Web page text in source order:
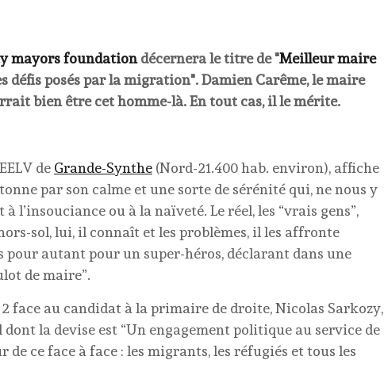
mayors foundationdécernera le titre de "Meilleur maire
défis posés par la migration". Damien Carême, le maire
bien être cet homme-là. En tout cas, il le mérite.
de Grande-Synthe (Nord-21.400 hab. environ), affiche
par son calme et une sorte de sérénité qui, ne nous y
l’insouciance ou à la naïveté. Le réel, les “vrais gens”,
sol, lui, il connaît et les problèmes, il les affronte
pour autant pour un super-héros, déclarant dans une
de maire”.
face au candidat à la primaire de droite, Nicolas Sarkozy,
la devise est “Un engagement politique au service de
de ce face à face : les migrants, les réfugiés et tous les